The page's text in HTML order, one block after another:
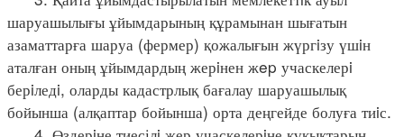
шаруашылығы ұйымдарының құрамынан шығатын
азаматтарға шаруа (фермер) қожалығын жүргiзу үшiн
аталған оның ұйымдардың жерiнен жep учаскелерi
берiледi, оларды кадастрлық бағалау шаруашылық
бойынша (алқаптар бойынша) орта деңгейде болуға тиiс.